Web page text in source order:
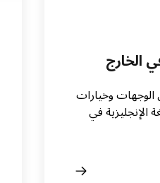
الخارج
وخيارات
الإنجليزية في